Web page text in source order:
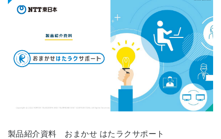
製品紹介資料 おまかせ はたラクサポート